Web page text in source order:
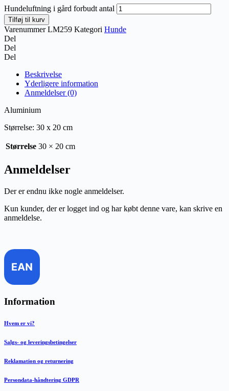
Hundeluftning i gård forbudt antal
Tilføj til kurv
VarenummerLM259 Kategori Hunde
Del
Del
Del
Beskrivelse
Yderligere information
Anmeldelser (0)
Aluminium
Størrelse: 30 x 20 cm
Størrelse 30 × 20 cm
Anmeldelser
Der er endnu ikke nogle anmeldelser.
Kun kunder, der er logget ind og har købt denne vare, kan skrive en
anmeldelse.
Information
Hvem er vi?
Salgs- og leveringsbetingelser
Reklamation og returnering
Persondata-håndtering GDPR